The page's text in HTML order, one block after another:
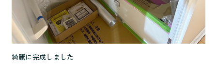
綺麗に完成しました